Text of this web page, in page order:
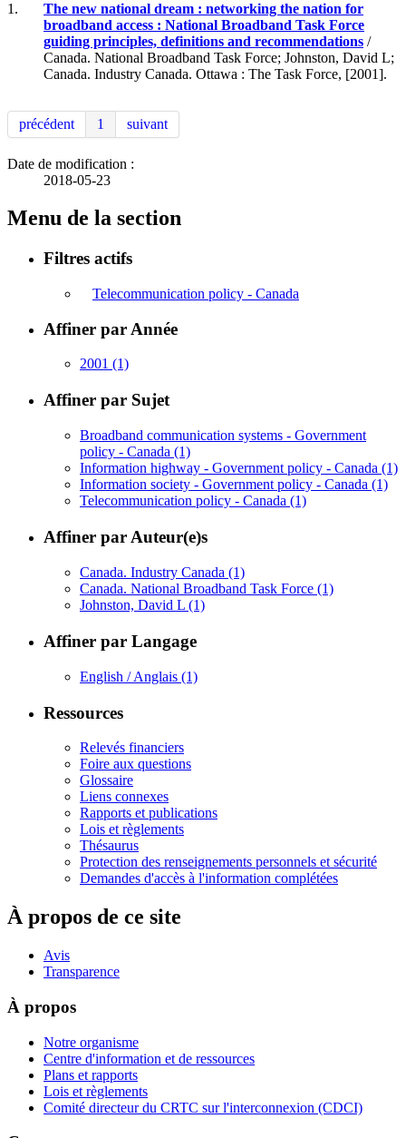
1.
The new national dream : networking the nation for
broadband access : National Broadband Task Force
guiding principles, definitions and recommendations /
Canada. National Broadband Task Force; Johnston, David L;
Canada. Industry Canada. Ottawa : The Task Force, [2001].
précédent 1 suivant
Date de modification :
2018-05-23
Menu de la section
Filtres actifs
Telecommunication policy - Canada
Affiner par Année
2001 (1)
Affiner par Sujet
Broadband communication systems - Government
policy - Canada (1)
Information highway - Government policy - Canada (1)
Information society - Government policy - Canada (1)
Telecommunication policy - Canada (1)
Affiner par Auteur(e)s
Canada. Industry Canada (1)
Canada. National Broadband Task Force (1)
Johnston, David L (1)
Affiner par Langage
English / Anglais (1)
Ressources
Relevés financiers
Foire aux questions
Glossaire
Liens connexes
Rapports et publications
Lois et règlements
Thésaurus
Protection des renseignements personnels et sécurité
Demandes d'accès à l'information complétées
À propos de ce site
Avis
Transparence
À propos
Notre organisme
Centre d'information et de ressources
Plans et rapports
Lois et règlements
Comité directeur du CRTC sur l'interconnexion (CDCI)